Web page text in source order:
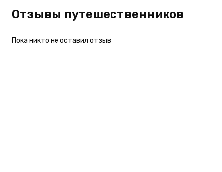
Отзывы путешественников
Пока никто не оставил отзыв